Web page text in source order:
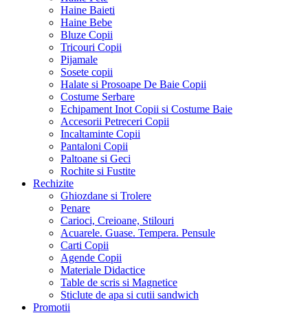
Haine Baieti
Haine Bebe
Bluze Copii
Tricouri Copii
Pijamale
Sosete copii
Halate si Prosoape De Baie Copii
Costume Serbare
Echipament Inot Copii si Costume Baie
Accesorii Petreceri Copii
Incaltaminte Copii
Pantaloni Copii
Paltoane si Geci
Rochite si Fustite
Rechizite
Ghiozdane si Trolere
Penare
Carioci, Creioane, Stilouri
Acuarele. Guase. Tempera. Pensule
Carti Copii
Agende Copii
Materiale Didactice
Table de scris si Magnetice
Sticlute de apa si cutii sandwich
Promotii